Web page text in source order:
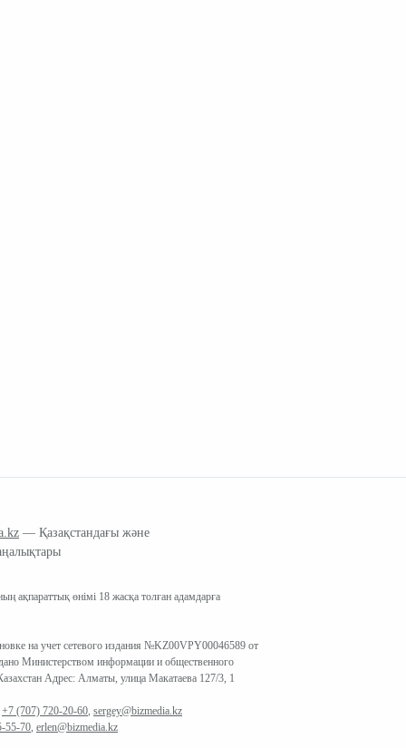
— Қазақстандағы және
ақпараттық өнімі 18 жасқа толған адамдарға
на учет сетевого издания №KZ00VPY00046589 от
Министерством информации и общественного
Адрес: Алматы, улица Макатаева 127/3, 1
+7 (707) 720-20-60 sergey@bizmedia.kz
55-70 erlen@bizmedia.kz